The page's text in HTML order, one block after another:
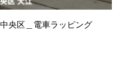
央区＿電車ラッピング